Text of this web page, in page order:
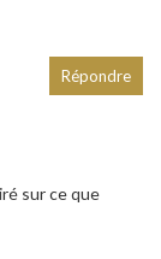
sur ce que
Répondre